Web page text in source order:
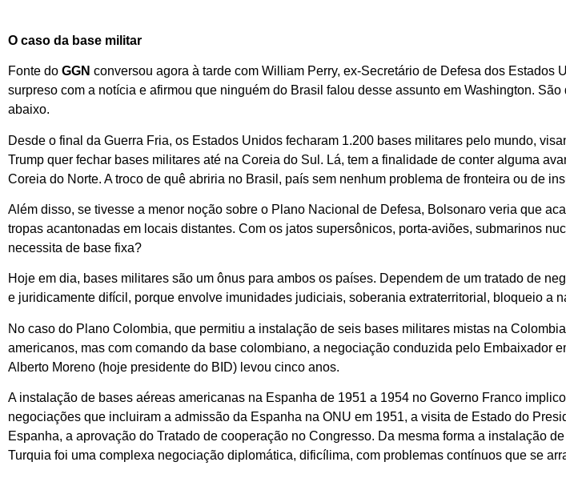
O caso da base militar
Fonte do GGN conversou agora à tarde com William Perry, ex-Secretário de Defesa dos Estados
surpreso com a notícia e afirmou que ninguém do Brasil falou desse assunto em Washington.
abaixo.
Desde o final da Guerra Fria, os Estados Unidos fecharam 1.200 bases militares pelo mundo,
Trump quer fechar bases militares até na Coreia do Sul. Lá, tem a finalidade de conter alguma
Coreia do Norte. A troco de quê abriria no Brasil, país sem nenhum problema de fronteira ou de
Além disso, se tivesse a menor noção sobre o Plano Nacional de Defesa, Bolsonaro veria que
tropas acantonadas em locais distantes. Com os jatos supersônicos, porta-aviões, submarinos
necessita de base fixa?
Hoje em dia, bases militares são um ônus para ambos os países. Dependem de um tratado de
e juridicamente difícil, porque envolve imunidades judiciais, soberania extraterritorial, bloqueio a
No caso do Plano Colombia, que permitiu a instalação de seis bases militares mistas na
americanos, mas com comando da base colombiano, a negociação conduzida pelo Embaixador
Alberto Moreno (hoje presidente do BID) levou cinco anos.
A instalação de bases aéreas americanas na Espanha de 1951 a 1954 no Governo Franco
negociações que incluiram a admissão da Espanha na ONU em 1951, a visita de Estado do
Espanha, a aprovação do Tratado de cooperação no Congresso. Da mesma forma a instalação
Turquia foi uma complexa negociação diplomática, dificílima, com problemas contínuos que se